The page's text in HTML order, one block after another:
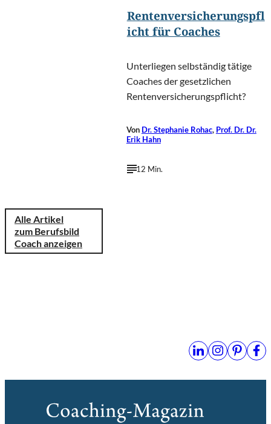
Rentenversicherungspfl
icht für Coaches
Unterliegen selbständig tätige
Coaches der gesetzlichen
Rentenversicherungspflicht?
Von Dr. Stephanie Rohac, Prof. Dr. Dr.
Erik Hahn
12 Min.
Alle Artikel
zum Berufsbild
Coach anzeigen